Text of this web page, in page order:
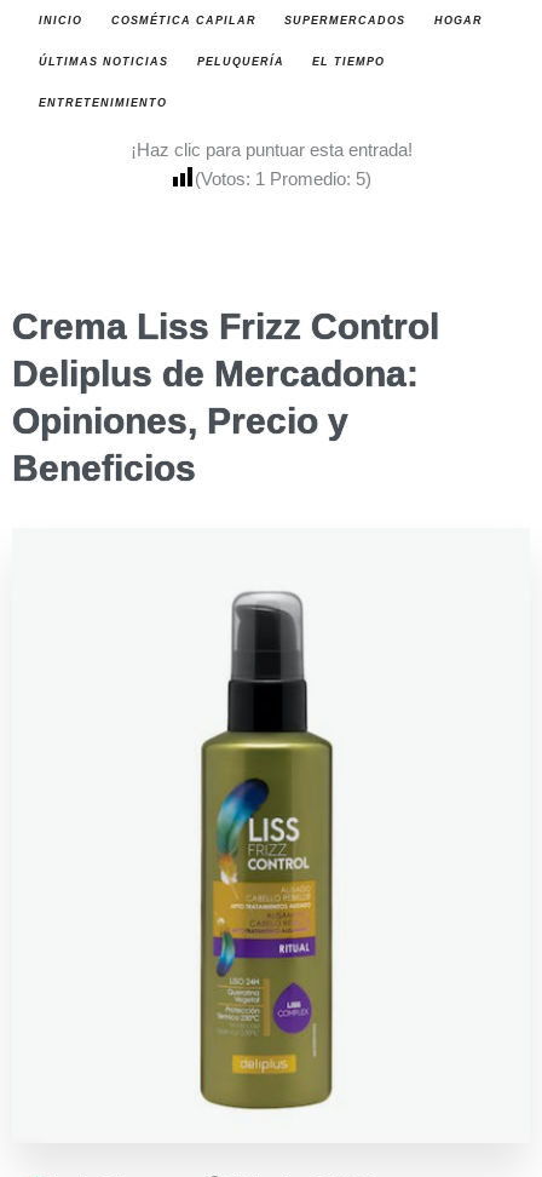
INICIO COSMÉTICA CAPILAR SUPERMERCADOS HOGAR
ÚLTIMAS NOTICIAS PELUQUERÍA EL TIEMPO
ENTRETENIMIENTO
¡Haz clic para puntuar esta entrada!
(Votos: 1 Promedio: 5)
Crema Liss Frizz Control
Deliplus de Mercadona:
Opiniones, Precio y
Beneficios